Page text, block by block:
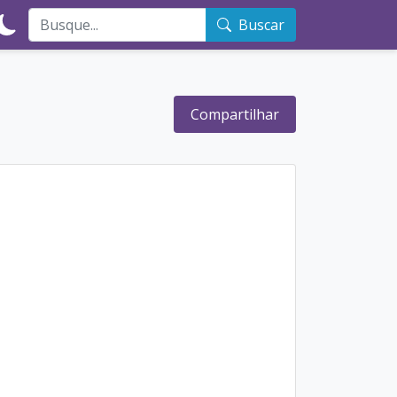
Buscar
Compartilhar